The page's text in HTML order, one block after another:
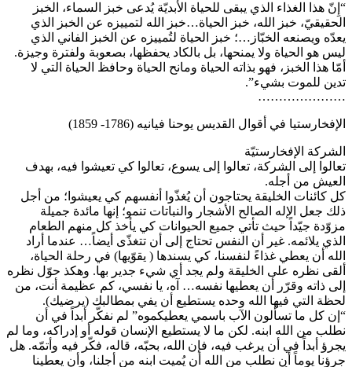
“إِنّ هذا الغذاء الذي يبقى للحياة الأبديّة يُدعى خبز السماء، الخبز
الحقيقيّ، خبز الله، خبز الحياة…خبز الله لتمييزه عن الخبز الذي
يعدّه ويصنعه الخبّاز…؛ خبز الحياة لتُمييزه عن الخبز الفاني الذي
ليس هو الحياة ولا يمنحها، بل بالكاد يحفظها، بصعوبة ولفترة وجيزة.
أمّا هذا الخبز، فهو بذاته الحياة ومانح الحياة وحافظ الحياة التي لا
تدين للموت بشيء”.
…………………
الإفخارستيا في أقوال القديس يوحنا فيانيه (1786- 1859)
الشركة الإفخارستيّة
تعالوا إلى الشركة، تعالوا إلى يسوع، تعالوا كي تعيشوا فيه، بهدف
العيش من أجله.
كل كائنات الخليقة يحتاجون أن يُغذّوا أنفسهم كي يعيشوا؛ من أجل
ذلك جعل الإله الصالح الأشجار والنباتات تنمو؛ إنها مائدة جميلة
مزوّدة جيّداً حيث تأتي جميع الحيوانات كي يأخذ كل منهم الطعام
الذي يلائمه. غير أن النفس تحتاج إلى أن تتغذّى أيضاً… عندما أراد
الله أن يعطي غذاءً لنفسنا، كي يسندها ( يقوّيها) في رحلة الحياة،
ألقى نظره على الخليقة ولم يجد أي شيء جدير بها. وهكذ حوّل نظره
إلى ذاته وقرّر أن يعطيها نفسه… آه، يا نفسي، كم عظيمة أنت، من
لحظة التي فيها الله وحده يستطيع أن يفي بمطالبك (يرضيك).
“إن كل ما تسألون الآب باسمي يعطيكموه” لم نفكّر أبداً في أن
نطلب من الله ابنه. لكن ما لا يستطيع الإنسان قوله أو إدراكه، وما لم
يجرؤ أبداً في أن يرغب فيه، فإن الله، بحبّه، قاله، فكّر فيه وأتمّه. هل
جرؤنا يوماً أن نطلب من الله أن يُميت ابنه من أجلنا، وأن يعطينا